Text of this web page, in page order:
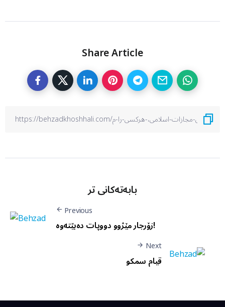
Share Article
بابەتەکانی تر
Previous
زۆرجار مێژوو دووپات دەبێتەوە!
Next
قیام سمکو